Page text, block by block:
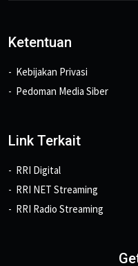
Ketentuan
Kebijakan Privasi
Pedoman Media Siber
Link Terkait
RRI Digital
RRI NET Streaming
RRI Radio Streaming